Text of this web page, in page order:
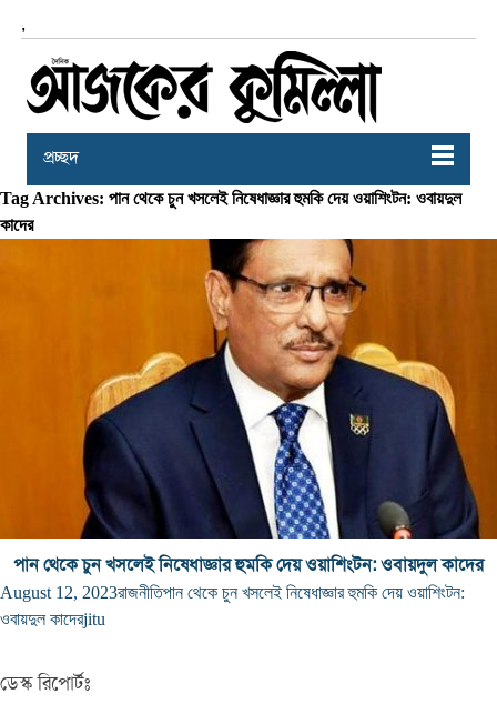
,
প্রচ্ছদ
Tag Archives: পান থেকে চুন খসলেই নিষেধাজ্ঞার হুমকি দেয় ওয়াশিংটন: ওবায়দুল
কাদের
পান থেকে চুন খসলেই নিষেধাজ্ঞার হুমকি দেয় ওয়াশিংটন: ওবায়দুল কাদের
August 12, 2023রাজনীতিপান থেকে চুন খসলেই নিষেধাজ্ঞার হুমকি দেয় ওয়াশিংটন:
ওবায়দুল কাদেরjitu
ডেস্ক রিপোর্টঃ